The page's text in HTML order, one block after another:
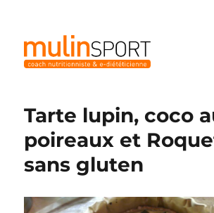
Tarte lupin, coco
poireaux et
sans gluten